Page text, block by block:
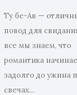
Ту бе-Ав —
повод для
все мы знаем, что
романтика
задолго до ужина
свечах...